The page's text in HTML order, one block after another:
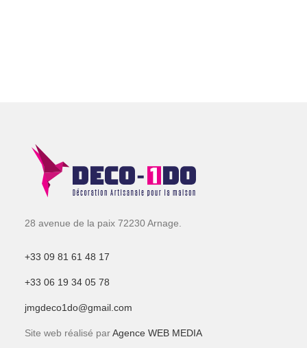
28 avenue de la paix 72230 Arnage.
+33 09 81 61 48 17
+33 06 19 34 05 78
jmgdeco1do@gmail.com
Site web réalisé parAgence WEB MEDIA